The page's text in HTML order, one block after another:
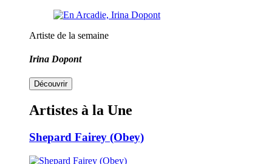
Artiste de la semaine
Irina Dopont
Découvrir
Artistes à la Une
Shepard Fairey (Obey)